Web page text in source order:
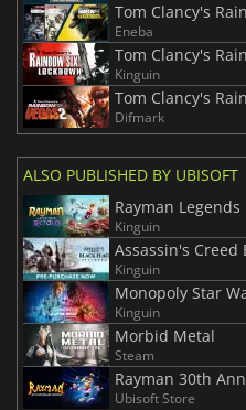
Eneba
Tom Clancy's
Kinguin
Tom Clancy's
Difmark
ALSO PUBLISHED BY UBISOFT
Rayman Legends
Kinguin
Assassin's Creed
Kinguin
Monopoly Star
Kinguin
Morbid Metal
Steam
Rayman 30th
Ubisoft Store